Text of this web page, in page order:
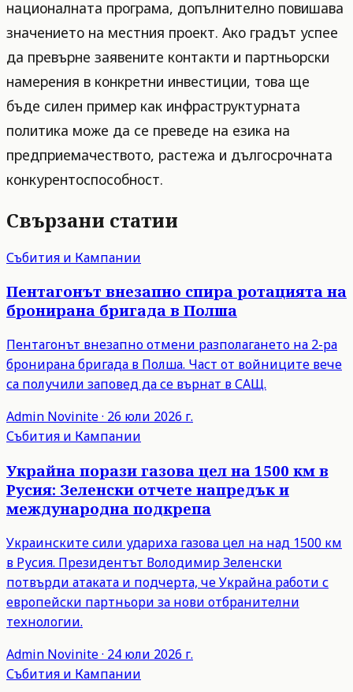
националната програма, допълнително повишава
значението на местния проект. Ако градът успее
да превърне заявените контакти и партньорски
намерения в конкретни инвестиции, това ще
бъде силен пример как инфраструктурната
политика може да се преведе на езика на
предприемачеството, растежа и дългосрочната
конкурентоспособност.
Свързани статии
Събития и Кампании
Пентагонът внезапно спира ротацията на
бронирана бригада в Полша
Пентагонът внезапно отмени разполагането на 2-ра
бронирана бригада в Полша. Част от войниците вече
са получили заповед да се върнат в САЩ.
Admin Novinite· 26 юли 2026 г.
Събития и Кампании
Украйна порази газова цел на 1500 км в
Русия: Зеленски отчете напредък и
международна подкрепа
Украинските сили удариха газова цел на над 1500 км
в Русия. Президентът Володимир Зеленски
потвърди атаката и подчерта, че Украйна работи с
европейски партньори за нови отбранителни
технологии.
Admin Novinite· 24 юли 2026 г.
Събития и Кампании